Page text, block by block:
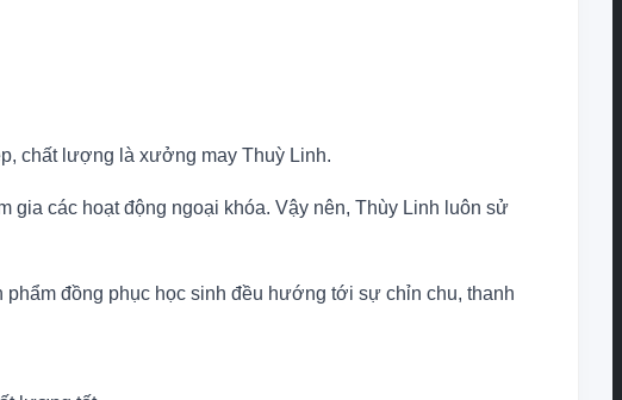
chất lượng là xưởng may Thuỳ Linh.
gia các hoạt động ngoại khóa. Vậy nên, Thùy Linh luôn sử
đồng phục học sinh đều hướng tới sự chỉn chu, thanh